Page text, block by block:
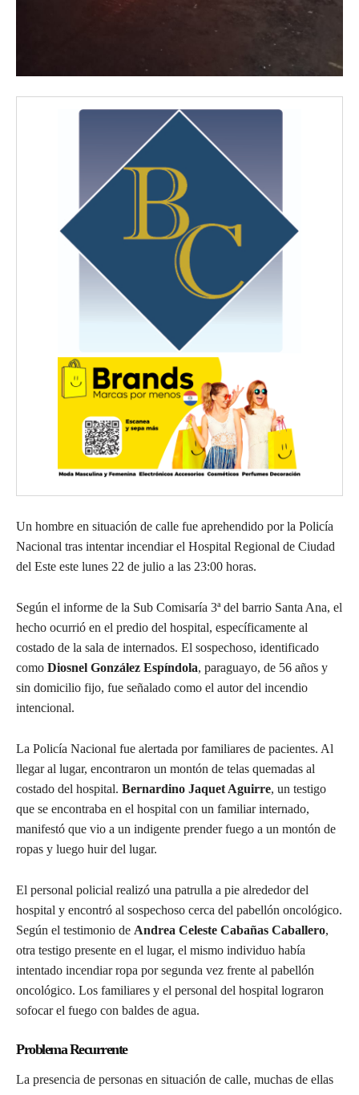
Un hombre en situación de calle fue aprehendido por la Policía
Nacional tras intentar incendiar el Hospital Regional de Ciudad
del Este este lunes 22 de julio a las 23:00 horas.
Según el informe de la Sub Comisaría 3ª del barrio Santa Ana, el
hecho ocurrió en el predio del hospital, específicamente al
costado de la sala de internados. El sospechoso, identificado
como Diosnel González Espíndola, paraguayo, de 56 años y
sin domicilio fijo, fue señalado como el autor del incendio
intencional.
La Policía Nacional fue alertada por familiares de pacientes. Al
llegar al lugar, encontraron un montón de telas quemadas al
costado del hospital. Bernardino Jaquet Aguirre, un testigo
que se encontraba en el hospital con un familiar internado,
manifestó que vio a un indigente prender fuego a un montón de
ropas y luego huir del lugar.
El personal policial realizó una patrulla a pie alrededor del
hospital y encontró al sospechoso cerca del pabellón oncológico.
Según el testimonio de Andrea Celeste Cabañas Caballero,
otra testigo presente en el lugar, el mismo individuo había
intentado incendiar ropa por segunda vez frente al pabellón
oncológico. Los familiares y el personal del hospital lograron
sofocar el fuego con baldes de agua.
Problema Recurrente
La presencia de personas en situación de calle, muchas de ellas